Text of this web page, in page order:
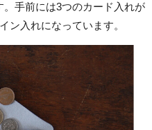
。手前には3つのカード入れが
ン入れになっています。